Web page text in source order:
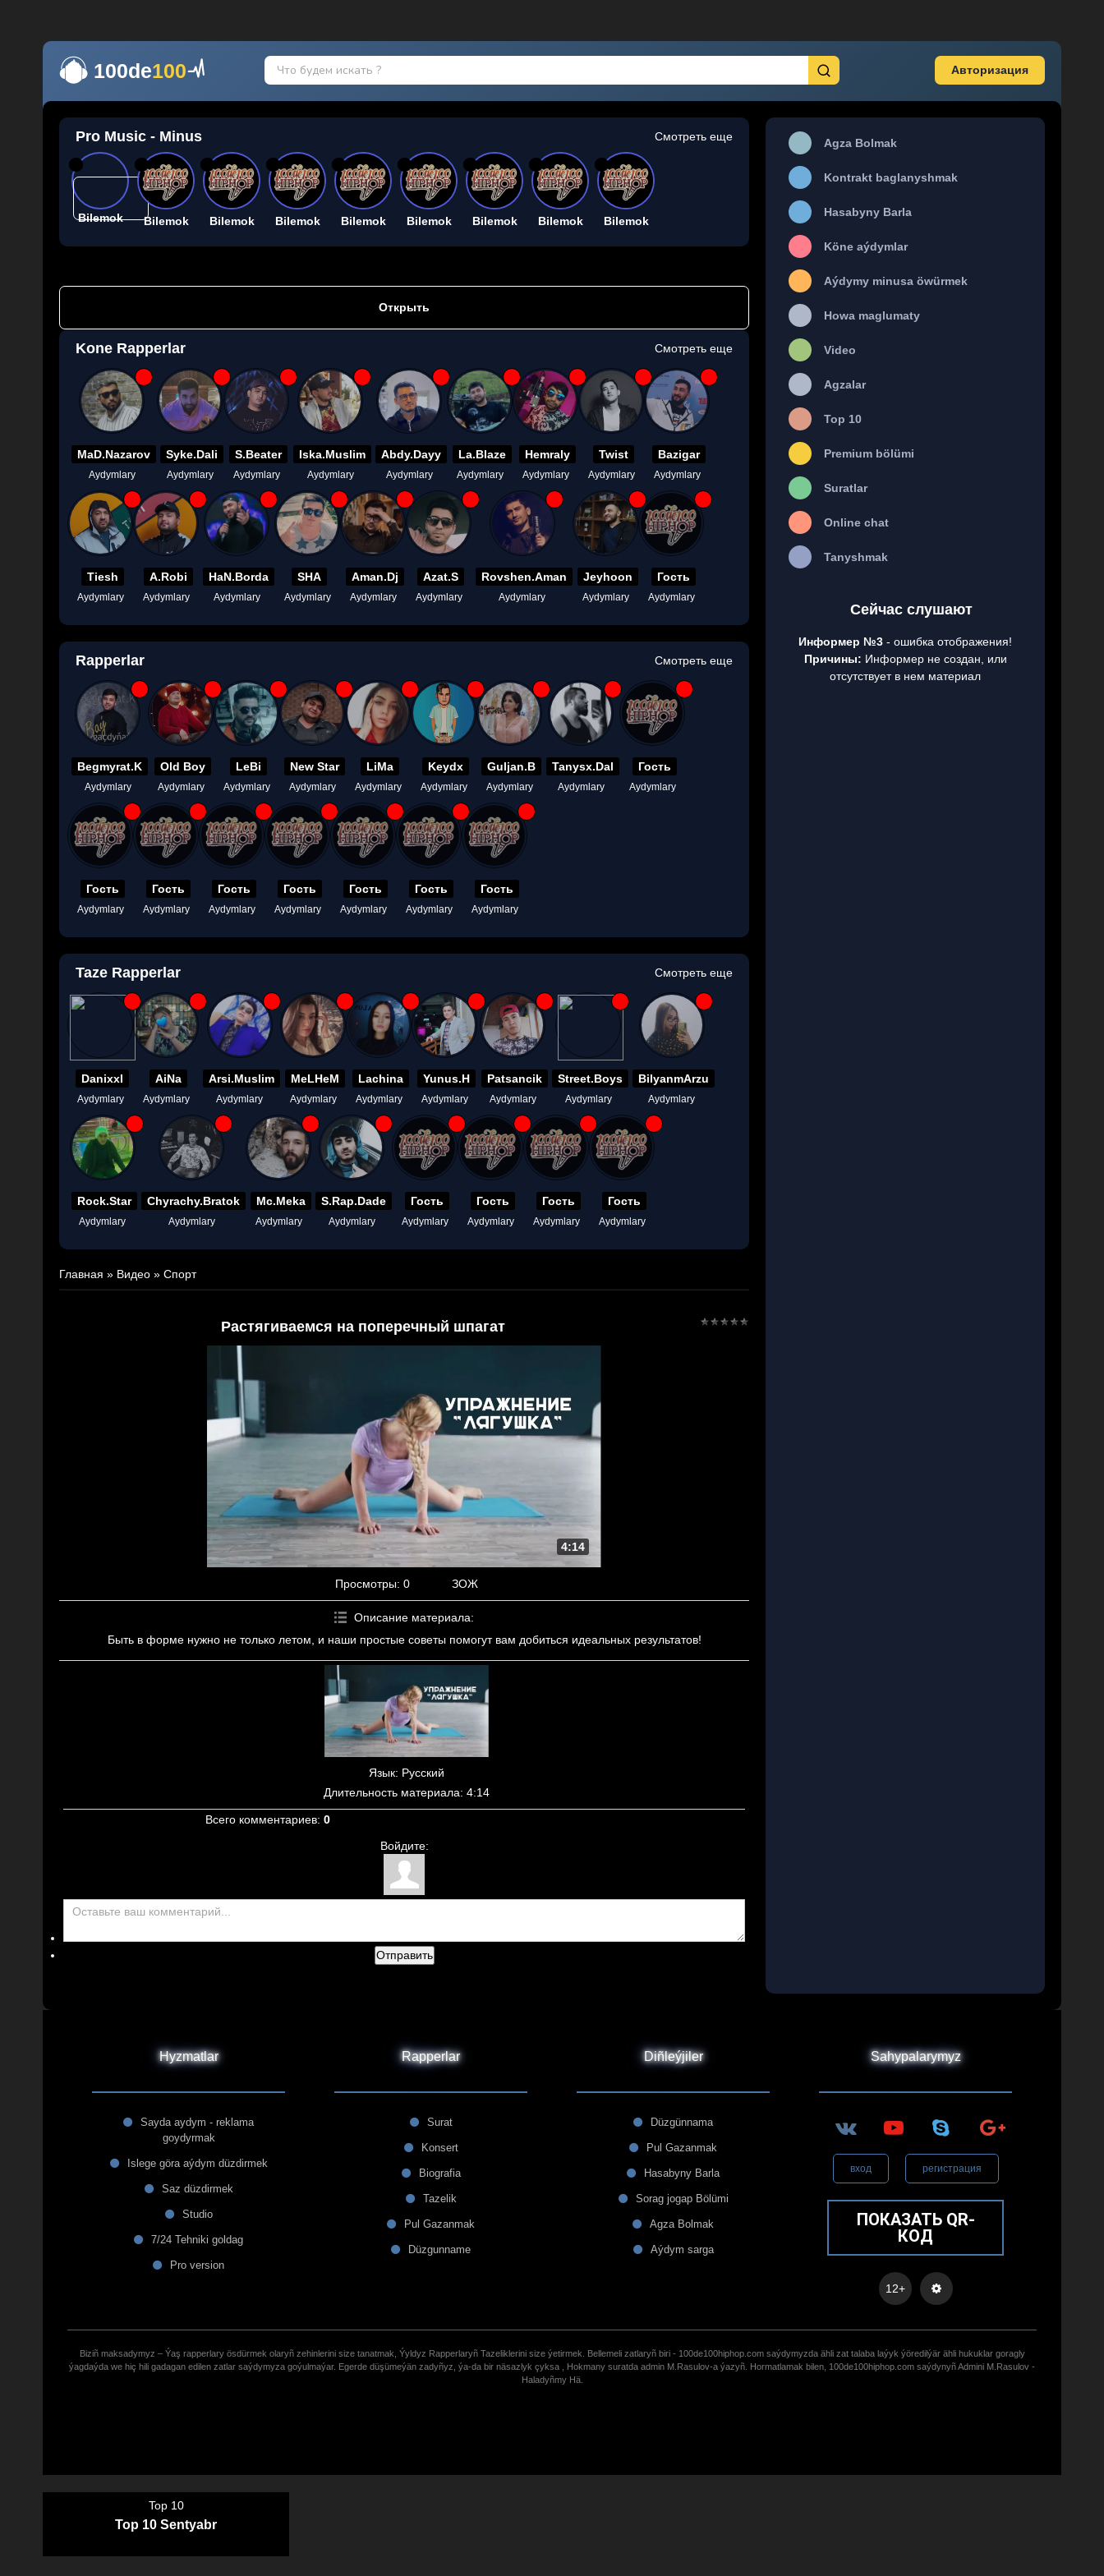
100de100 Авторизация
Pro Music - Minus Смотреть еще
Bilemok Bilemok Bilemok Bilemok Bilemok Bilemok Bilemok Bilemok Bilemok
Открыть
Kone Rapperlar Смотреть еще
MaD.Nazarov
Aydymlary
Syke.Dali
Aydymlary
S.Beater
Aydymlary
Iska.Muslim
Aydymlary
Abdy.Dayy
Aydymlary
La.Blaze
Aydymlary
Hemraly
Aydymlary
Twist
Aydymlary
Bazigar
Aydymlary
Tiesh
Aydymlary
A.Robi
Aydymlary
HaN.Borda
Aydymlary
SHA
Aydymlary
Aman.Dj
Aydymlary
Azat.S
Aydymlary
Rovshen.Aman
Aydymlary
Jeyhoon
Aydymlary
Гость
Aydymlary
Rapperlar Смотреть еще
Begmyrat.K
Aydymlary
Old Boy
Aydymlary
LeBi
Aydymlary
New Star
Aydymlary
LiMa
Aydymlary
Keydx
Aydymlary
Guljan.B
Aydymlary
Tanysx.Dal
Aydymlary
Гость
Aydymlary
Гость
Aydymlary
Гость
Aydymlary
Гость
Aydymlary
Гость
Aydymlary
Гость
Aydymlary
Гость
Aydymlary
Гость
Aydymlary
Taze Rapperlar Смотреть еще
Danixxl
Aydymlary
AiNa
Aydymlary
Arsi.Muslim
Aydymlary
MeLHeM
Aydymlary
Lachina
Aydymlary
Yunus.H
Aydymlary
Patsancik
Aydymlary
Street.Boys
Aydymlary
BilyanmArzu
Aydymlary
Rock.Star
Aydymlary
Chyrachy.Bratok
Aydymlary
Mc.Meka
Aydymlary
S.Rap.Dade
Aydymlary
Гость
Aydymlary
Гость
Aydymlary
Гость
Aydymlary
Гость
Aydymlary
Главная » Видео » Спорт
Растягиваемся на поперечный шпагат
4:14
Просмотры: 0 ЗОЖ
Описание материала:
Быть в форме нужно не только летом, и наши простые советы помогут вам добиться идеальных результатов!
Язык: Русский
Длительность материала: 4:14
Всего комментариев: 0
Войдите:
Отправить
Agza Bolmak
Kontrakt baglanyshmak
Hasabyny Barla
Köne aýdymlar
Aýdymy minusa öwürmek
Howa maglumaty
Video
Agzalar
Top 10
Premium bölümi
Suratlar
Online chat
Tanyshmak
Сейчас слушают
Информер №3 - ошибка отображения!
Причины: Информер не создан, или
отсутствует в нем материал
Hyzmatlar
Sayda aydym - reklama
goydyrmak
Islege göra aýdym düzdirmek
Saz düzdirmek
Studio
7/24 Tehniki goldag
Pro version
Rapperlar
Surat
Konsert
Biografia
Tazelik
Pul Gazanmak
Düzgunname
Diñleýjiler
Düzgünnama
Pul Gazanmak
Hasabyny Barla
Sorag jogap Bölümi
Agza Bolmak
Aýdym sarga
Sahypalarymyz
вход регистрация
ПОКАЗАТЬ QR-
КОД
12+
Biziñ maksadymyz – Ýaş rapperlary ösdürmek olaryñ zehinlerini size tanatmak, Ýyldyz Rapperlaryñ Tazeliklerini size ýetirmek. Bellemeli zatlaryñ biri - 100de100hiphop.com saýdymyzda ähli zat talaba laýyk ýöredilýär ähli hukuklar goragly
ýagdaýda we hiç hili gadagan edilen zatlar saýdymyza goýulmaýar. Egerde düşümeýän zadyñyz, ýa-da bir näsazlyk çyksa , Hokmany suratda admin M.Rasulov-a ýazyñ. Hormatlamak bilen, 100de100hiphop.com saýdynyñ Admini M.Rasulov -
Haladyñmy Hä.
Top 10
Top 10 Sentyabr